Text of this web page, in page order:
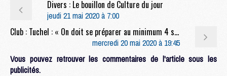
Divers : Le bouillon de Culture du jour
jeudi 21 mai 2020 à 7:00
Club : Tuchel : « On doit se préparer au minimum 4 semaines »
mercredi 20 mai 2020 à 19:45
Vous pouvez retrouver les commentaires de l'article sous les
publicités.